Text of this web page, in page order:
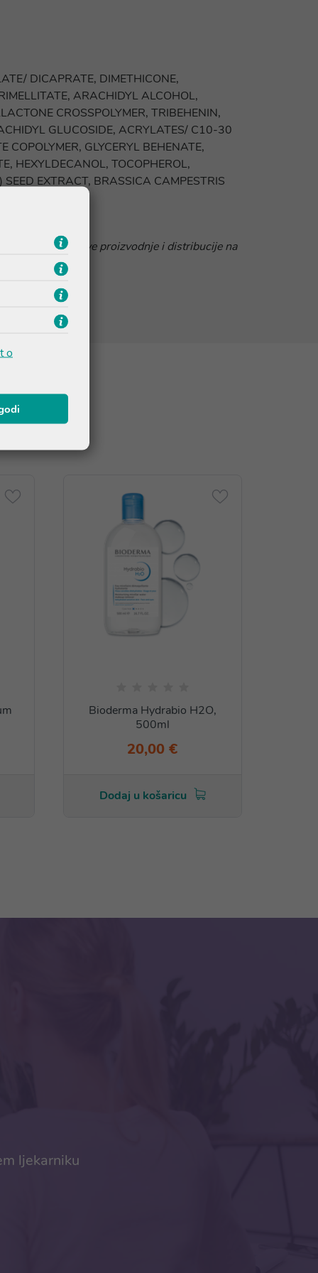
DICAPRATE, DIMETHICONE,
ARACHIDYL ALCOHOL,
CROSSPOLYMER, TRIBEHENIN,
GLUCOSIDE, ACRYLATES/ C10-30
GLYCERYL BEHENATE,
HEXYLDECANOL, TOCOPHEROL,
EXTRACT, BRASSICA CAMPESTRIS
između njegove proizvodnje i distribucije na
Bioderma Hydrabio H2O,
500ml
20,00 €
Dodaj u košaricu
ljekarniku
o